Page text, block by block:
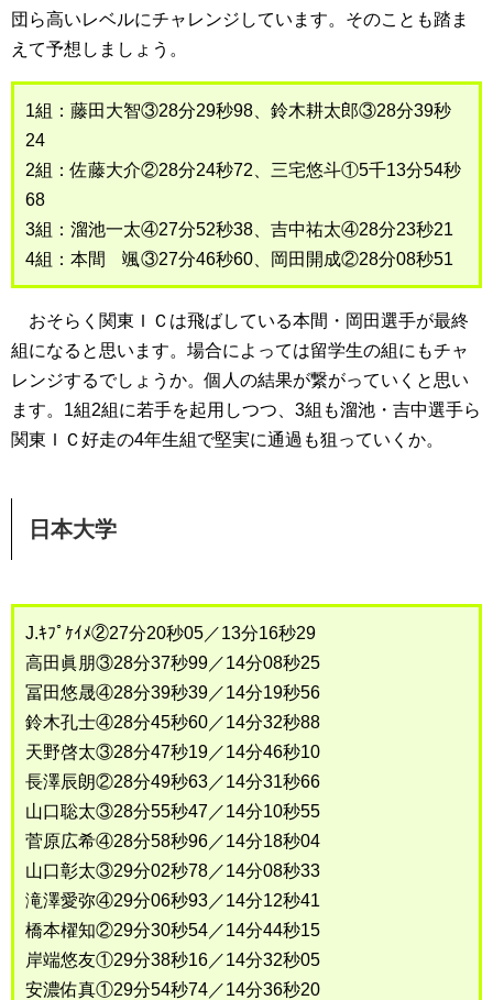
団ら高いレベルにチャレンジしています。そのことも踏ま
えて予想しましょう。
1組：藤田大智③28分29秒98、鈴木耕太郎③28分39秒
24
2組：佐藤大介②28分24秒72、三宅悠斗①5千13分54秒
68
3組：溜池一太④27分52秒38、吉中祐太④28分23秒21
4組：本間 颯③27分46秒60、岡田開成②28分08秒51
おそらく関東ＩＣは飛ばしている本間・岡田選手が最終
組になると思います。場合によっては留学生の組にもチャ
レンジするでしょうか。個人の結果が繋がっていくと思い
ます。1組2組に若手を起用しつつ、3組も溜池・吉中選手ら
関東ＩＣ好走の4年生組で堅実に通過も狙っていくか。
日本大学
J.ｷﾌﾟｹｲﾒ②27分20秒05／13分16秒29
高田眞朋③28分37秒99／14分08秒25
冨田悠晟④28分39秒39／14分19秒56
鈴木孔士④28分45秒60／14分32秒88
天野啓太③28分47秒19／14分46秒10
長澤辰朗②28分49秒63／14分31秒66
山口聡太③28分55秒47／14分10秒55
菅原広希④28分58秒96／14分18秒04
山口彰太③29分02秒78／14分08秒33
滝澤愛弥④29分06秒93／14分12秒41
橋本櫂知②29分30秒54／14分44秒15
岸端悠友①29分38秒16／14分32秒05
安濃佑真①29分54秒74／14分36秒20